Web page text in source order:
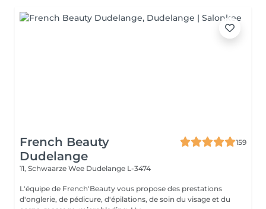
French Beauty
Dudelange
159
11, Schwaarze Wee Dudelange L-3474
L'équipe de French'Beauty vous propose des prestations
d'onglerie, de pédicure, d'épilations, de soin du visage et du